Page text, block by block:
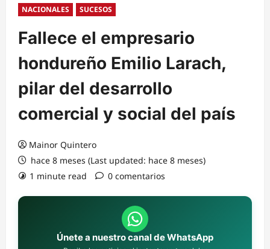
NACIONALES SUCESOS
Fallece el empresario
hondureño Emilio Larach,
pilar del desarrollo
comercial y social del país
Mainor Quintero
hace 8 meses (Last updated: hace 8 meses)
1 minute read
0 comentarios
Únete a nuestro canal de WhatsApp